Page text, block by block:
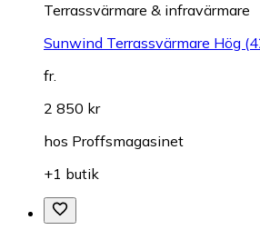
Terrassvärmare & infravärmare
Sunwind Terrassvärmare Hög
fr.
2 850 kr
hos Proffsmagasinet
+1 butik